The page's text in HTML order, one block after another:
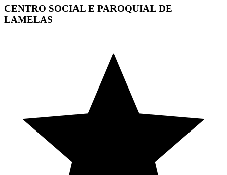
CENTRO SOCIAL E PAROQUIAL DE
LAMELAS